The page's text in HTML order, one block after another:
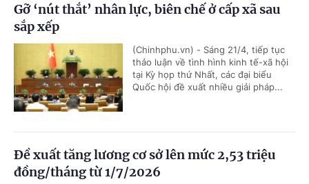
Gỡ ‘nút thắt’ nhân lực, biên chế ở cấp xã sau
sắp xếp
(Chinhphu.vn) - Sáng 21/4, tiếp tục
thảo luận về tình hình kinh tế-xã hội
tại Kỳ họp thứ Nhất, các đại biểu
Quốc hội đề xuất nhiều giải pháp...
Đề xuất tăng lương cơ sở lên mức 2,53 triệu
đồng/tháng từ 1/7/2026